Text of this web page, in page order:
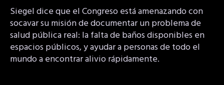
Siegel dice que el Congreso está amenazando con
socavar su misión de documentar un problema de
salud pública real: la falta de baños disponibles en
espacios públicos, y ayudar a personas de todo el
mundo a encontrar alivio rápidamente.